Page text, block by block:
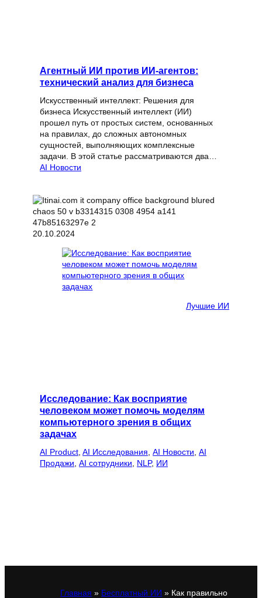
Агентный ИИ против ИИ-агентов:
технический анализ для бизнеса
Искусственный интеллект: Решения для
бизнеса Искусственный интеллект (ИИ)
прошел путь от простых систем, основанных
на правилах, до сложных автономных
сущностей, выполняющих комплексные
задачи. В этой статье рассматриваются два…
AI Новости
20.10.2024
Лучшие ИИ
Исследование: Как восприятие
человеком может помочь моделям
компьютерного зрения в общих
задачах
AI Product AI Исследования AI Новости AI
Продажи AI сотрудники NLP, ИИ
Главная » Бесплатный ИИ » Как правильно